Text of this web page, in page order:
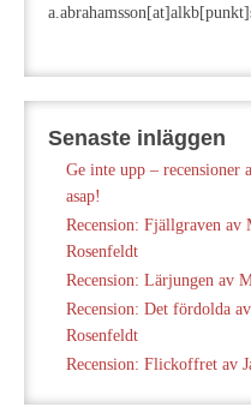
Senaste inläggen
Ge inte upp – recensioner
asap!
Recension: Fjällgraven av
Rosenfeldt
Recension: Lärjungen av
Recension: Det fördolda
Rosenfeldt
Recension: Flickoffret av